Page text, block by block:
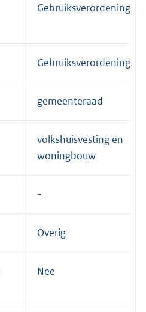
Gebruiksverordening
Gebruiksverordening
gemeenteraad
volkshuisvesting en
woningbouw
Overig
Nee